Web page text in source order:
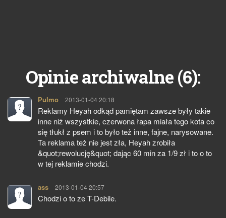
Opinie archiwalne (6):
Pulmo pisze:
2013-01-04 20:18
Reklamy Heyah odkąd pamiętam zawsze były takie
inne niż wszystkie, czerwona łapa miała tego kota co
się tłukł z psem i to było też inne, fajne, narysowane.
Ta reklama też nie jest zła, Heyah zrobiła
&quot;rewolucję&quot; dając 60 min za 1/9 zł i to o to
w tej reklamie chodzi.
ass pisze:
2013-01-04 20:57
Chodzi o to ze T-Debile.